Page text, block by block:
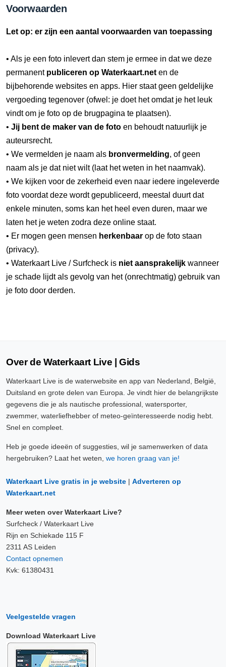
Voorwaarden
Let op: er zijn een aantal voorwaarden van toepassing
• Als je een foto inlevert dan stem je ermee in dat we deze
permanent publiceren op Waterkaart.net en de
bijbehorende websites en apps. Hier staat geen geldelijke
vergoeding tegenover (ofwel: je doet het omdat je het leuk
vindt om je foto op de brugpagina te plaatsen).
• Jij bent de maker van de foto en behoudt natuurlijk je
auteursrecht.
• We vermelden je naam als bronvermelding, of geen
naam als je dat niet wilt (laat het weten in het naamvak).
• We kijken voor de zekerheid even naar iedere ingeleverde
foto voordat deze wordt gepubliceerd, meestal duurt dat
enkele minuten, soms kan het heel even duren, maar we
laten het je weten zodra deze online staat.
• Er mogen geen mensen herkenbaar op de foto staan
(privacy).
• Waterkaart Live / Surfcheck is niet aansprakelijk wanneer
je schade lijdt als gevolg van het (onrechtmatig) gebruik van
je foto door derden.
Over de Waterkaart Live | Gids
Waterkaart Live is de waterwebsite en app van Nederland, België,
Duitsland en grote delen van Europa. Je vindt hier de belangrijkste
gegevens die je als nautische professional, watersporter,
zwemmer, waterliefhebber of meteo-geïnteresseerde nodig hebt.
Snel en compleet.
Heb je goede ideeën of suggesties, wil je samenwerken of data
hergebruiken? Laat het weten, we horen graag van je!
Waterkaart Live gratis in je website | Adverteren op
Waterkaart.net
Meer weten over Waterkaart Live?
Surfcheck / Waterkaart Live
Rijn en Schiekade 115 F
2311 AS Leiden
Contact opnemen
Kvk: 61380431
Veelgestelde vragen
Download Waterkaart Live